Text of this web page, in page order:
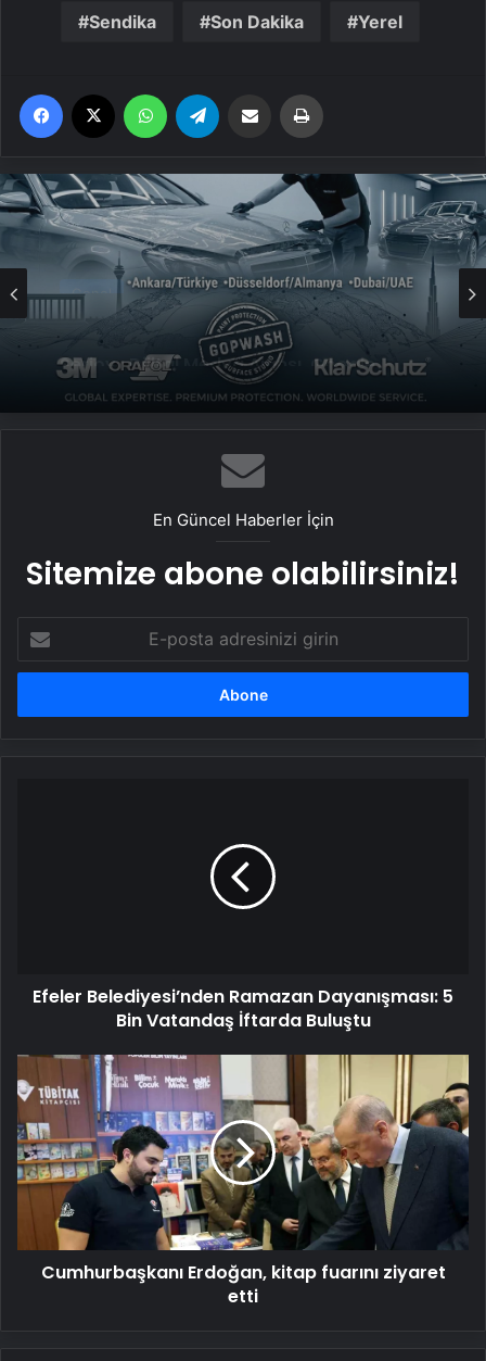
Sendika Son Dakika Yerel
Facebook WhatsApp Email'den paylaş
UETDS Nedir ? Uetds.com İle Akıllı Dijital
Taşımacılık Yazılımı
En Güncel Haberler İçin
Sitemize abone olabilirsiniz!
posta
adresinizi
Efeler Belediyesi’nden Ramazan Dayanışması: 5
Bin Vatandaş İftarda Buluştu
Cumhurbaşkanı
Erdoğan,
kitap
fuarını
ziyaret
etti
Cumhurbaşkanı Erdoğan, kitap fuarını ziyaret
etti